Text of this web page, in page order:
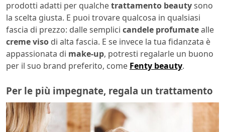
prodotti adatti per qualchetrattamento beautysono
la scelta giusta. E puoi trovare qualcosa in qualsiasi
fascia di prezzo: dalle semplici candele profumatealle
creme viso di alta fascia. E se invece la tua fidanzata è
appassionata di make-up, potresti regalarle un buono
per il suo brand preferito, come Fenty beauty.
Per le più impegnate, regala un trattamento